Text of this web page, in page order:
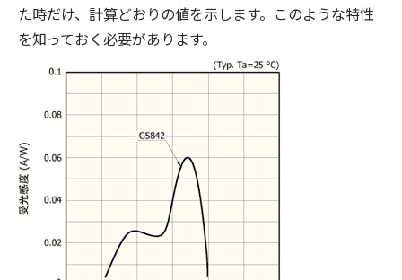
た時だけ、計算どおりの値を示します。このような特性
を知っておく必要があります。